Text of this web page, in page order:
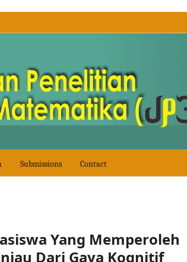
Submissions Contact
Yang Memperoleh
Dari Gaya Kognitif